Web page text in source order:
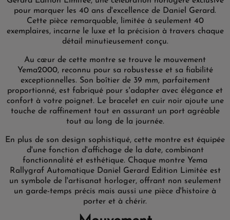
pour marquer les 40 ans d'excellence de Daniel Gerard.
Cette pièce remarquable, limitée à seulement 40
exemplaires, incarne le luxe et la précision à travers chaque
détail minutieusement conçu.
Au cœur de cette montre se trouve le mouvement
Yema2000, reconnu pour sa robustesse et sa fiabilité
exceptionnelles. Son boîtier de 39 mm, parfaitement
proportionné, est fabriqué pour s'adapter avec élégance et
confort à votre poignet. Le bracelet en cuir noir ajoute une
touche de raffinement tout en assurant un port agréable
tout au long de la journée.
En plus de son design sophistiqué, cette montre est équipée
d'une fonction d'affichage de la date, combinant
fonctionnalité et esthétique. Chaque montre Yema
Rallygraf Automatique Daniel Gerard Edition Limitée est
un symbole de l'artisanat horloger, offrant non seulement
un garde-temps précis mais aussi une pièce d'histoire à
porter et à chérir.